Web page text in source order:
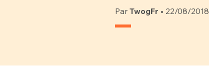
Par TwogFr • 22/08/2018